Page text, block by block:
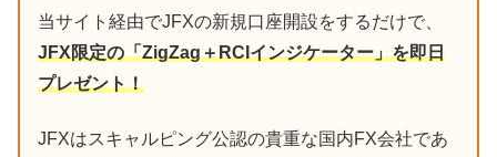
当サイト経由でJFXの新規口座開設をするだけで、
JFX限定の「ZigZag＋RCIインジケーター」を即日
プレゼント！
JFXはスキャルピング公認の貴重な国内FX会社であ